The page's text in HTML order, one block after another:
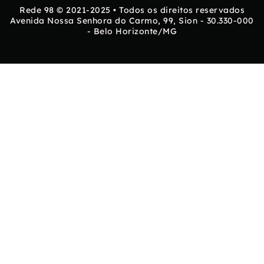
Rede 98 © 2021-2025 • Todos os direitos reservados
Avenida Nossa Senhora do Carmo, 99, Sion - 30.330-000
- Belo Horizonte/MG